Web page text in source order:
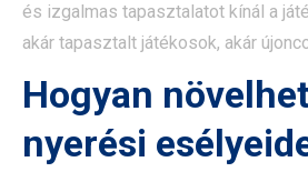
és izgalmas tapasztalatot kínál a
akár tapasztalt játékosok, akár
Hogyan
nyerési